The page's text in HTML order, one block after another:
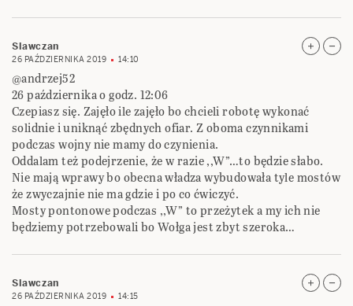
Slawczan
26 PAŹDZIERNIKA 2019 14:10
@andrzej52
26 października o godz. 12:06
Czepiasz się. Zajęło ile zajęło bo chcieli robotę wykonać
solidnie i uniknąć zbędnych ofiar. Z oboma czynnikami
podczas wojny nie mamy do czynienia.
Oddalam też podejrzenie, że w razie ,,W”…to będzie słabo.
Nie mają wprawy bo obecna władza wybudowała tyle mostów
że zwyczajnie nie ma gdzie i po co ćwiczyć.
Mosty pontonowe podczas ,,W” to przeżytek a my ich nie
będziemy potrzebowali bo Wołga jest zbyt szeroka…
Slawczan
26 PAŹDZIERNIKA 2019 14:15